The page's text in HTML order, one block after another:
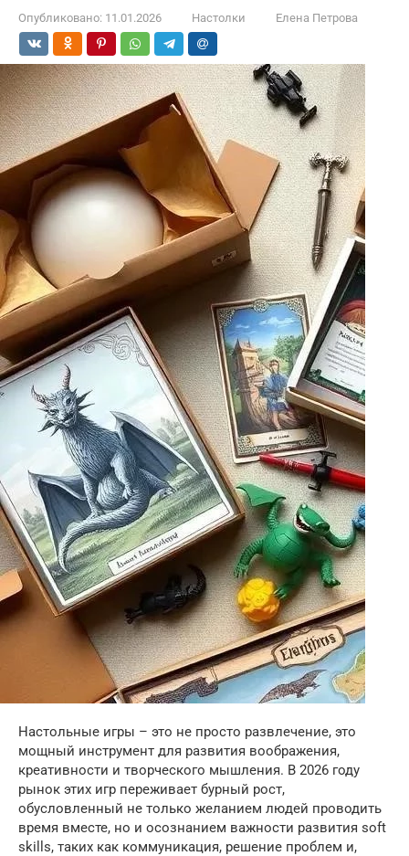
Опубликовано: 11.01.2026 Настолки Елена Петрова
Настольные игры – это не просто развлечение, это
мощный инструмент для развития воображения,
креативности и творческого мышления. В 2026 году
рынок этих игр переживает бурный рост,
обусловленный не только желанием людей проводить
время вместе, но и осознанием важности развития soft
skills, таких как коммуникация, решение проблем и,